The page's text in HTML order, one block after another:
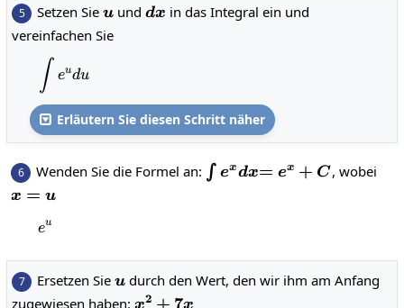
5 Setzen Sie u
u und dx
dx in das Integral ein und
vereinfachen Sie
\int e^udu
∫ eudu
 Erläutern Sie diesen Schritt näher
6 Wenden Sie die Formel an: \int
∫ exdx=e^x+C
= ex + C, wobei
x=u
x = u
e^u
eu
7 Ersetzen Sie u
u durch den Wert, den wir ihm am Anfang
zugewiesen haben: x^2+7x
x2 + 7x